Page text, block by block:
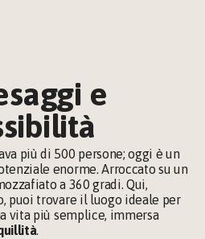
e
più di 500 persone; oggi è un
enorme. Arroccato su un
a 360 gradi. Qui,
puoi trovare il luogo ideale per
vita più semplice, immersa
.